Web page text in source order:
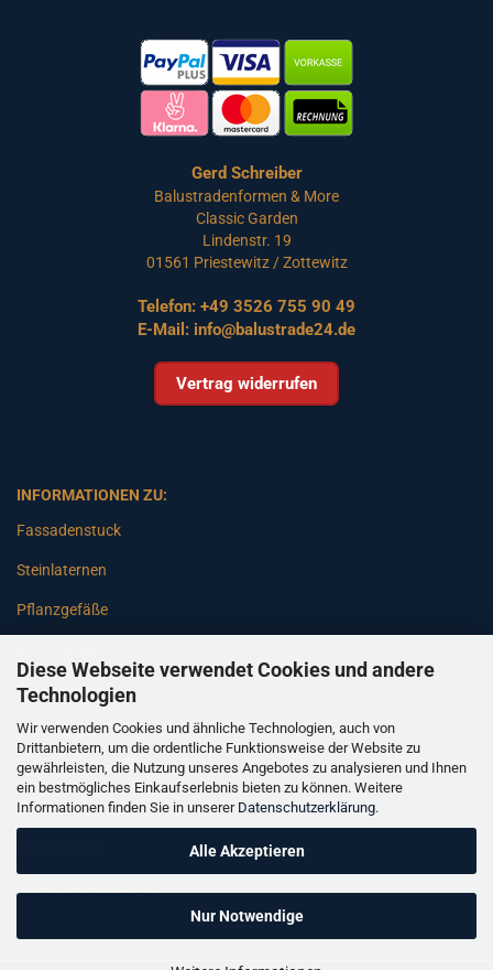
Diese Webseite verwendet Cookies und andere
Technologien
Wir verwenden Cookies und ähnliche Technologien, auch von
Drittanbietern, um die ordentliche Funktionsweise der Website zu
gewährleisten, die Nutzung unseres Angebotes zu analysieren und Ihnen
ein bestmögliches Einkaufserlebnis bieten zu können. Weitere
Informationen finden Sie in unserer Datenschutzerklärung.
Alle Akzeptieren
Nur Notwendige
Gerd Schreiber
Balustradenformen & More
Classic Garden
Lindenstr. 19
01561 Priestewitz / Zottewitz
Telefon: +49 3526 755 90 49
E-Mail: info@balustrade24.de
Vertrag widerrufen
INFORMATIONEN ZU:
Fassadenstuck
Steinlaternen
Pflanzgefäße
Gartenbänke
Pfeiler
Gartenbrunnen
Gartenfiguren